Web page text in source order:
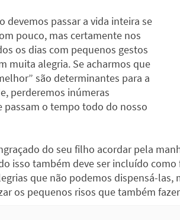
devemos passar a vida inteira se
pouco, mas certamente nos
os dias com pequenos gestos
muita alegria. Se acharmos que
são determinantes para a
perderemos inúmeras
passam o tempo todo do nosso
do seu filho acordar pela
isso também deve ser incluído
que não podemos dispensá-las,
os pequenos risos que também